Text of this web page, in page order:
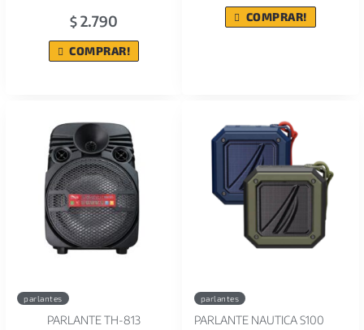
$2.790
COMPRAR!
COMPRAR!
parlantes
PARLANTE TH-813
parlantes
PARLANTE NAUTICA S100